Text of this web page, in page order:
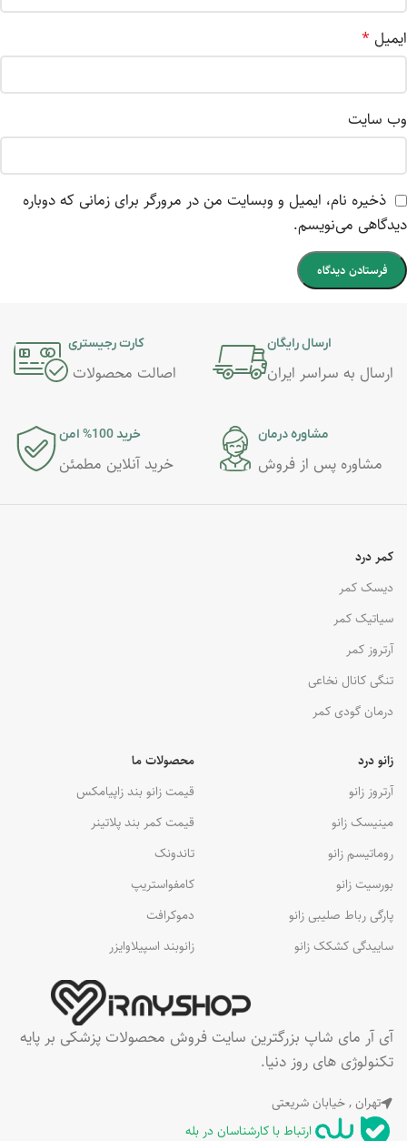
ایمیل *
وب‌ سایت
ذخیره نام، ایمیل و وبسایت من در مرورگر برای زمانی که دوباره
دیدگاهی می‌نویسم.
ارسال رایگان
ارسال به سراسر ایران
کارت رجیستری
اصالت محصولات
مشاوره درمان
مشاوره پس از فروش
خرید 100% امن
خرید آنلاین مطمئن
آی آر مای شاپ بزرگترین سایت فروش محصولات پزشکی بر پایه
تکنولوژی های روز دنیا.
تهران , خیابان شریعتی
ارتباط با کارشناسان در بله
محصولات ما
قیمت زانو بند زاپیامکس
قیمت کمر بند پلاتینر
تاندونک
کامفواستریپ
دموکرافت
زانوبند اسپیلاوایزر
زانو درد
آرتروز زانو
مینیسک زانو
روماتیسم زانو
بورسیت زانو
پارگی رباط صلیبی زانو
ساییدگی کشکک زانو
کمر درد
دیسک کمر
سیاتیک کمر
آرتروز کمر
تنگی کانال نخاعی
درمان گودی کمر